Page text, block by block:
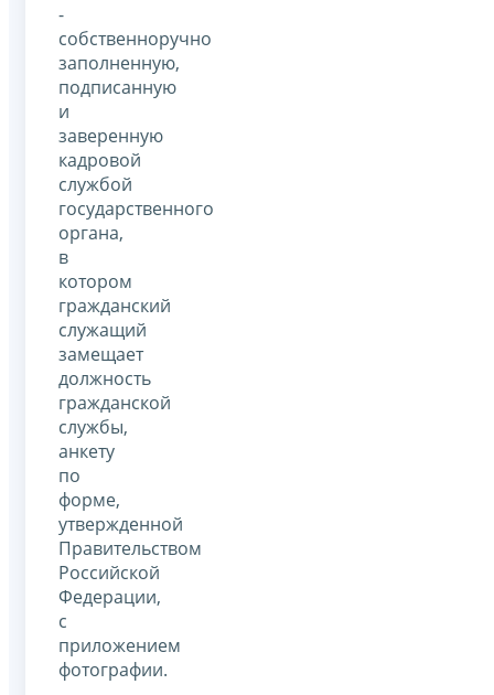
-
собственноручно
заполненную,
подписанную
и
заверенную
кадровой
службой
государственного
органа,
в
котором
гражданский
служащий
замещает
должность
гражданской
службы,
анкету
по
форме,
утвержденной
Правительством
Российской
Федерации,
с
приложением
фотографии.